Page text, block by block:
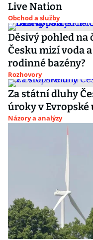
Live Nation
Obchod a služby
Děsivý pohled na
Česku mizí voda
rodinné bazény?
Rozhovory
Za státní dluhy
úroky v Evropské
Názory a analýzy